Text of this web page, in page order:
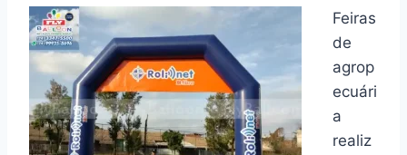
Feiras
de
agrop
ecuári
a
realiz